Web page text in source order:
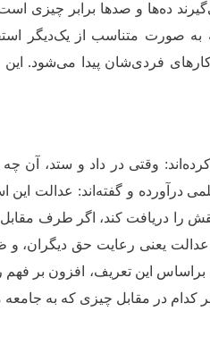
ده‌ها و صدها برابر چیزی است
به صورت متناسب از یک‌دیگر
فردی‌شان پیدا می‌شود.
وقتی در داد و ستد، آن
درآورده و گفته‌اند: عدالت
را دریافت ‌کند، اگر طرف
یعنی رعایت حق دیگران،
این تعریف، افزون بر فهم
کدام در مقابل چیزی که به